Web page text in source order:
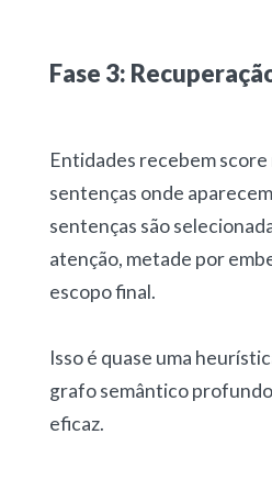
Fase 3:
Entidades recebem score
sentenças onde
sentenças são
atenção, metade por
escopo final.
Isso é quase uma
grafo semântico
eficaz.